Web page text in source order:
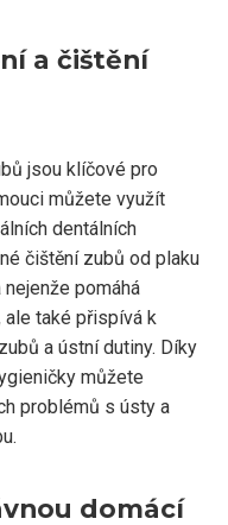
a čištění
jsou klíčové pro
můžete využít
dentálních
čištění zubů od plaku
pomáhá
ale také přispívá k
a ústní dutiny. Díky
můžete
problémů s ústy a
domácí